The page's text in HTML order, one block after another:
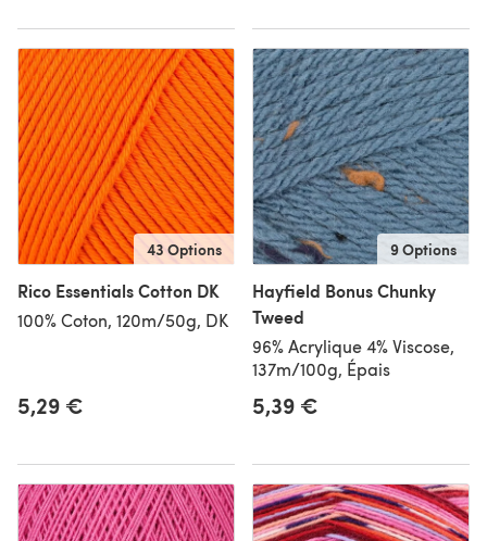
43 Options
Rico Essentials Cotton DK
100% Coton, 120m/50g, DK
5,29 €
9 Options
Hayfield Bonus Chunky
Tweed
96% Acrylique 4% Viscose,
137m/100g, Épais
5,39 €